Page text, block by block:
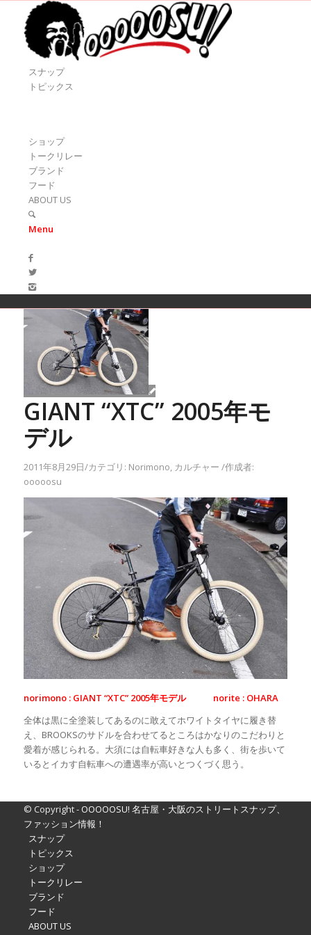
スナップ
トピックス
ショップ
トークリレー
ブランド
フード
ABOUT US
Menu
GIANT “XTC” 2005年モ
デル
2011年8月29日/カテゴリ: Norimono, カルチャー /作成者:
ooooosu
norimono : GIANT “XTC” 2005年モデル norite : OHARA
全体は黒に全塗装してあるのに敢えてホワイトタイヤに履き替
え、BROOKSのサドルを合わせてるところはかなりのこだわりと
愛着が感じられる。大須には自転車好きな人も多く、街を歩いて
いるとイカす自転車への遭遇率が高いとつくづく思う。
© Copyright - OOOOOSU! 名古屋・大阪のストリートスナップ、
ファッション情報！
スナップ
トピックス
ショップ
トークリレー
ブランド
フード
ABOUT US